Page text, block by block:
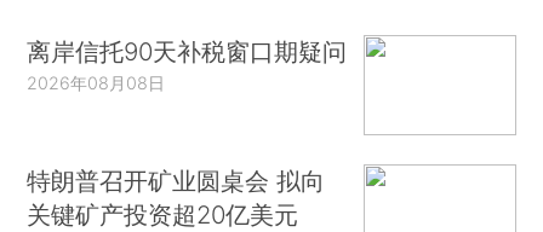
离岸信托90天补税窗口期疑问
2026年08月08日
特朗普召开矿业圆桌会 拟向
关键矿产投资超20亿美元